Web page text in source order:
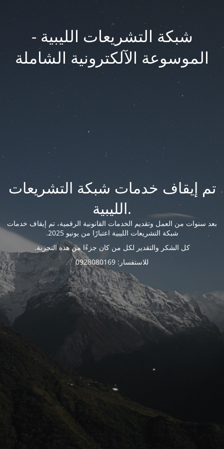
شبكة التشريعات الليبية -
الموسوعة الآلكترونية الشاملة
تم إيقاف خدمات شبكة التشريعات
الليبية.
بعد سنوات من العمل وتقديم الخدمات القانونية الرقمية، تم إيقاف خدمات
شبكة التشريعات الليبية اعتبارًا من يونيو 2025.
كل الشكر والتقدير لكل من كان جزءًا من هذه التجربة.
للاستفسار: 0928080169